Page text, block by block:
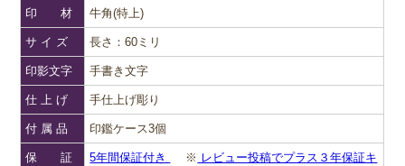
印 材 牛角(特上)
サ イ ズ 長さ：60ミリ
印影文字 手書き文字
仕 上 げ 手仕上げ彫り
付 属 品 印鑑ケース3個
保 証 5年間保証付き ※ レビュー投稿でプラス３年保証キ